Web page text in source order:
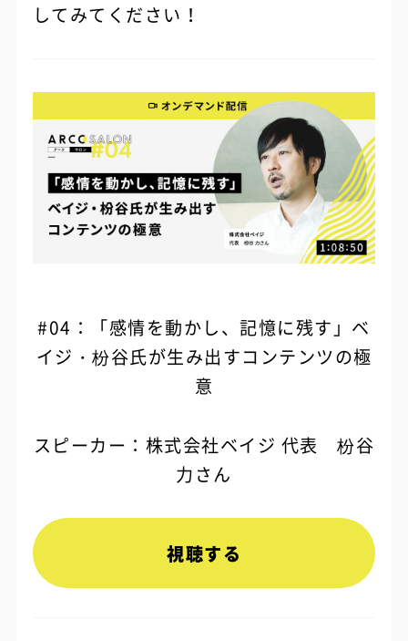
してみてください！
#04：「感情を動かし、記憶に残す」ベ
イジ・枌谷氏が生み出すコンテンツの極
意
スピーカー：株式会社ベイジ 代表 枌谷
力さん
視聴する